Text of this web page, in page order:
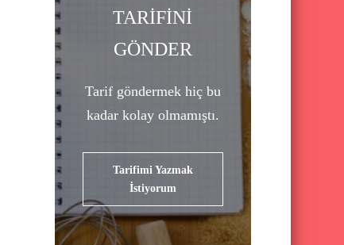
o
r
:
TARİFİNİ
GÖNDER
Tarif göndermek hiç bu
kadar kolay olmamıştı.
Tarifimi Yazmak
İstiyorum